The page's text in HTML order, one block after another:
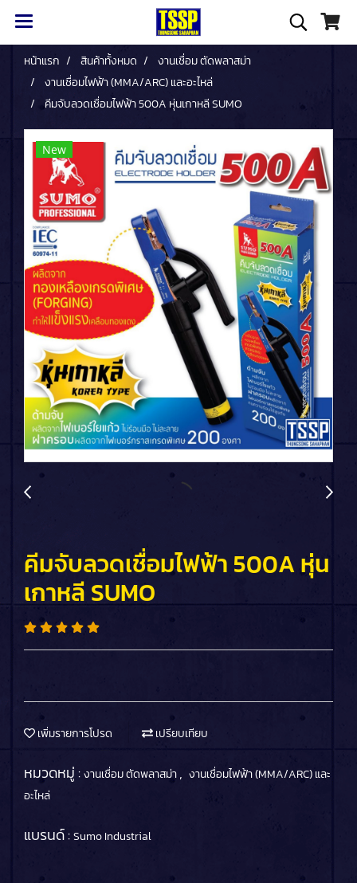
หน้าแรก สินค้าทั้งหมด
งานเชื่อม ตัดพลาสม่า
งานเชื่อมไฟฟ้า (MMA/ARC) และอะไหล่
คีมจับลวดเชื่อมไฟฟ้า 500A หุ่นเกาหลี SUMO
New
คีมจับลวดเชื่อมไฟฟ้า 500A หุ่น
เกาหลี SUMO
เพิ่มรายการโปรด เปรียบเทียบ
หมวดหมู่ :งานเชื่อม ตัดพลาสม่า, งานเชื่อมไฟฟ้า (MMA/ARC) และ
อะไหล่
แบรนด์ :Sumo Industrial